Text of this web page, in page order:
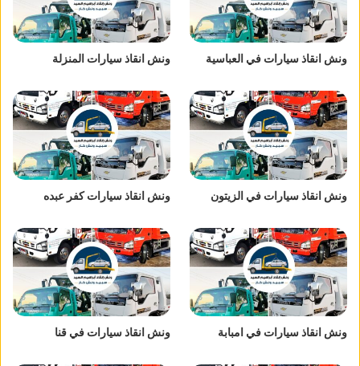
ونش انقاذ سيارات في العباسية ونش انقاذ سيارات المنزلة
ونش انقاذ سيارات في الزيتون ونش انقاذ سيارات كفر عبده
ونش انقاذ سيارات في امبابة ونش انقاذ سيارات في قنا